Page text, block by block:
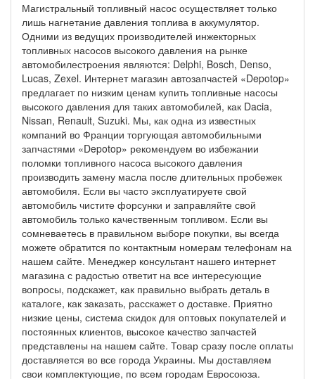
Магистральный топливный насос осуществляет только
лишь нагнетание давления топлива в аккумулятор.
Одними из ведущих производителей инжекторных
топливных насосов высокого давления на рынке
автомобилестроения являются: Delphi, Bosch, Denso,
Lucas, Zexel. Интернет магазин автозапчастей «Depotop»
предлагает по низким ценам купить топливные насосы
высокого давления для таких автомобилей, как Dacia,
Nissan, Renault, Suzuki. Мы, как одна из известных
компаний во Франции торгующая автомобильными
запчастями «Depotop» рекомендуем во избежании
поломки топливного насоса высокого давления
производить замену масла после длительных пробежек
автомобиля. Если вы часто эксплуатируете свой
автомобиль чистите форсунки и заправляйте свой
автомобиль только качественным топливом. Если вы
сомневаетесь в правильном выборе покупки, вы всегда
можете обратится по контактным номерам телефонам на
нашем сайте. Менеджер консультант нашего интернет
магазина с радостью ответит на все интересующие
вопросы, подскажет, как правильно выбрать деталь в
каталоге, как заказать, расскажет о доставке. Приятно
низкие цены, система скидок для оптовых покупателей и
постоянных клиентов, высокое качество запчастей
представлены на нашем сайте. Товар сразу после оплаты
доставляется во все города Украины. Мы доставляем
свои комплектующие, по всем городам Евросоюза.